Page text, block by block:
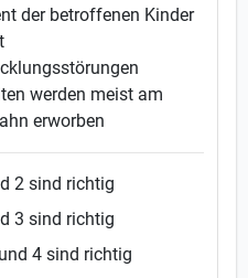
der betroffenen Kinder
werden meist am
erworben
2 sind richtig
3 sind richtig
4 sind richtig